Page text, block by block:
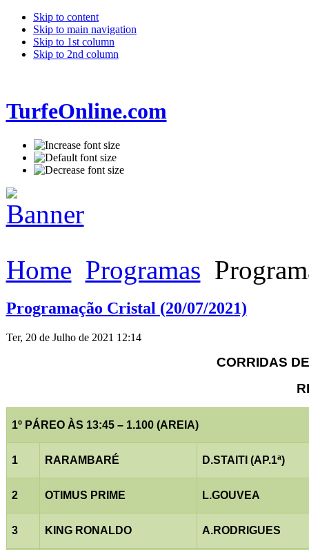
Skip to content
Skip to main navigation
Skip to 1st column
Skip to 2nd column
TurfeOnline.com
Home Programas
Programação Cristal (20/07/2021)
Ter, 20 de Julho de 2021 12:14
CORRIDAS
1º PÁREO ÀS 13:45 – 1.100 (AREIA)
1 RARAMBARÉ D.STAITI (AP.1ª)
2 OTIMUS PRIME L.GOUVEA
3 KING RONALDO A.RODRIGUES